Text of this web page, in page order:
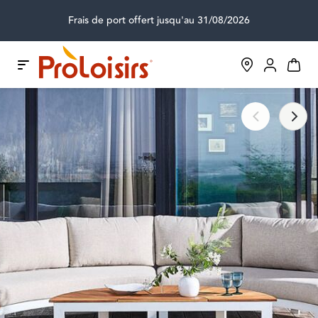
Frais de port offert jusqu'au 31/08/2026